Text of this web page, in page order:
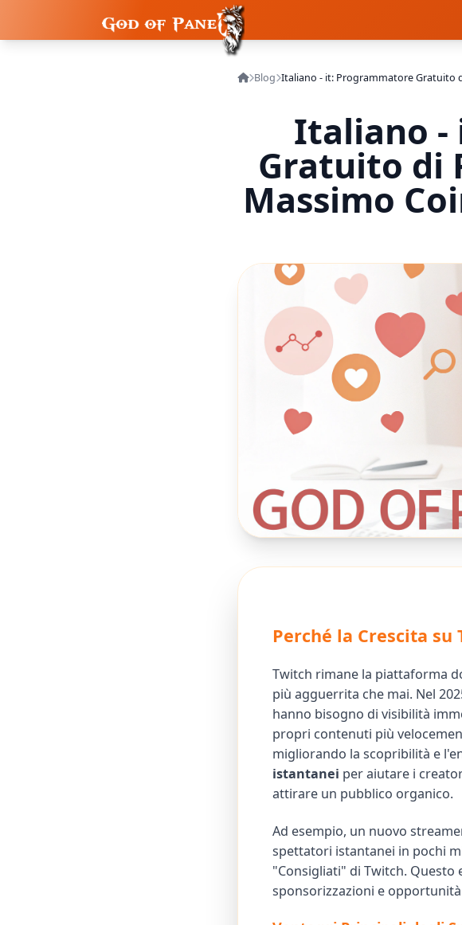
Blog
Italiano -
Gratuito di
Massimo
Perché la Crescita
Twitch rimane la piattaforma
più agguerrita che mai. Nel
hanno bisogno di visibilità
propri contenuti più
migliorando la scopribilità e
istantanei per aiutare i
attirare un pubblico organico.
Ad esempio, un nuovo
spettatori istantanei in pochi
"Consigliati" di Twitch.
sponsorizzazioni e